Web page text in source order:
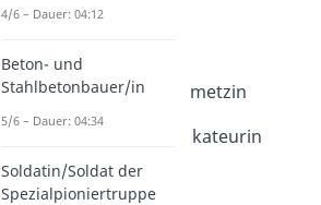
Goldschmied /
Dauer: 04:03
Steinmetz / Steinmetzin
Dauer: 03:59
Stuckateur / Stuckateurin
4/6 – Dauer: 04:12
Beton- und
Stahlbetonbauer/in
5/6 – Dauer: 04:34
Soldatin/Soldat der
Spezialpioniertruppe